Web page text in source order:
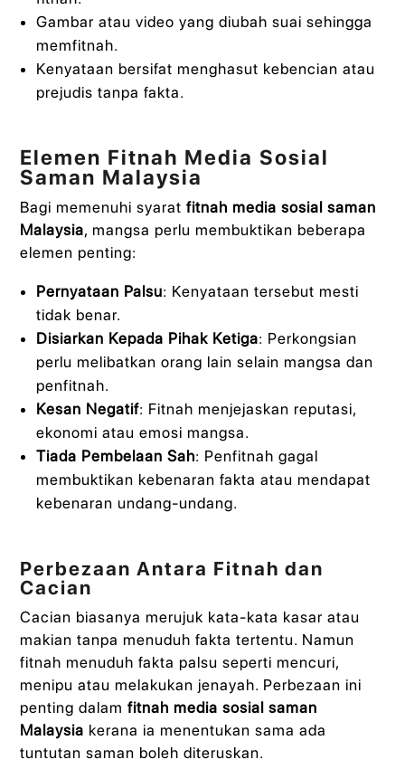
Gambar atau video yang diubah suai sehingga
memfitnah.
Kenyataan bersifat menghasut kebencian atau
prejudis tanpa fakta.
Elemen Fitnah Media Sosial
Saman Malaysia
Bagi memenuhi syaratfitnah media sosial saman
Malaysia, mangsa perlu membuktikan beberapa
elemen penting:
Pernyataan Palsu: Kenyataan tersebut mesti
tidak benar.
Disiarkan Kepada Pihak Ketiga: Perkongsian
perlu melibatkan orang lain selain mangsa dan
penfitnah.
Kesan Negatif: Fitnah menjejaskan reputasi,
ekonomi atau emosi mangsa.
Tiada Pembelaan Sah: Penfitnah gagal
membuktikan kebenaran fakta atau mendapat
kebenaran undang-undang.
Perbezaan Antara Fitnah dan
Cacian
Cacian biasanya merujuk kata-kata kasar atau
makian tanpa menuduh fakta tertentu. Namun
fitnah menuduh fakta palsu seperti mencuri,
menipu atau melakukan jenayah. Perbezaan ini
penting dalamfitnah media sosial saman
Malaysia kerana ia menentukan sama ada
tuntutan saman boleh diteruskan.